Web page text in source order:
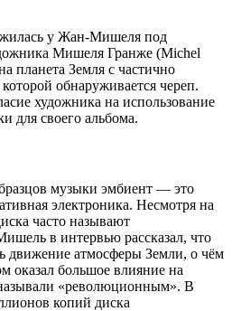
у Жан-Мишеля под
Мишеля Гранже (Michel
планета Земля с частично
обнаруживается череп.
художника на использование
для своего альбома.
музыки эмбиент — это
электроника. Несмотря на
часто называют
в интервью рассказал, что
движение атмосферы Земли, о чём
оказал большое влияние на
«революционным». В
копий диска